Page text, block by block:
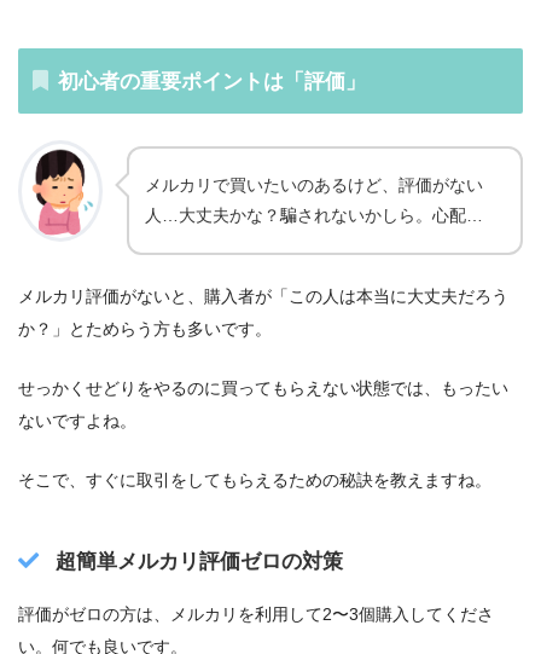
初心者の重要ポイントは「評価」
メルカリで買いたいのあるけど、評価がない
人…大丈夫かな？騙されないかしら。心配…
メルカリ評価がないと、購入者が「この人は本当に大丈夫だろう
か？」とためらう方も多いです。
せっかくせどりをやるのに買ってもらえない状態では、もったい
ないですよね。
そこで、すぐに取引をしてもらえるための秘訣を教えますね。
超簡単メルカリ評価ゼロの対策
評価がゼロの方は、メルカリを利用して2〜3個購入してくださ
い。何でも良いです。